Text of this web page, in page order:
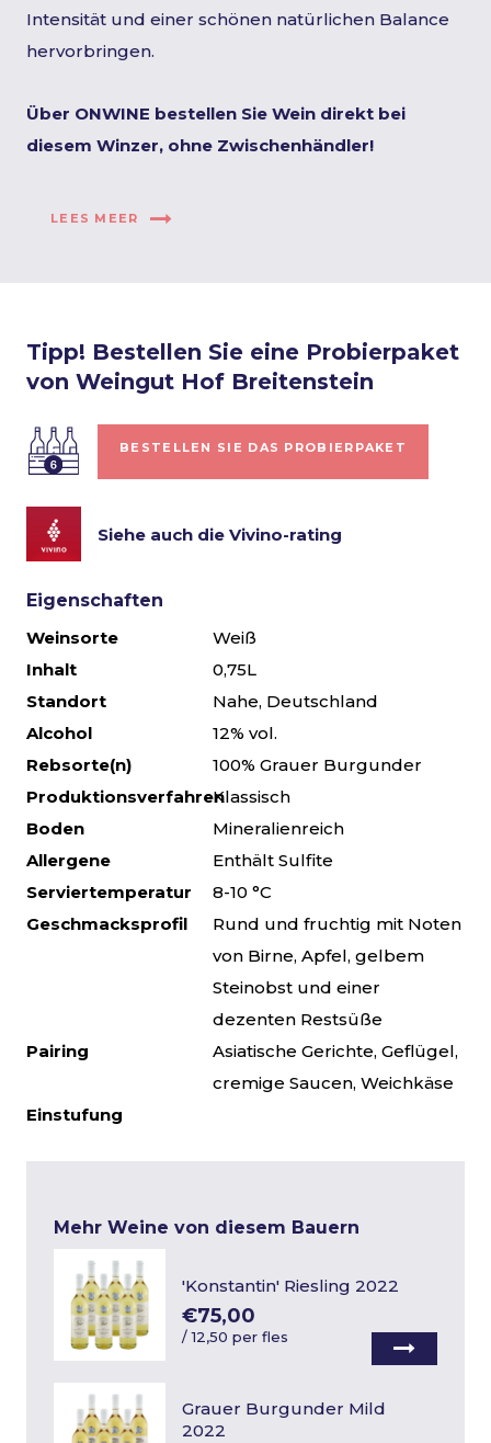
Intensität und einer schönen natürlichen Balance
hervorbringen.
Über ONWINE bestellen Sie Wein direkt bei
diesem Winzer, ohne Zwischenhändler!
LEES MEER
Tipp! Bestellen Sie eine Probierpaket
von Weingut Hof Breitenstein
BESTELLEN SIE DAS PROBIERPAKET
Siehe auch die Vivino-rating
Eigenschaften
Weinsorte
Weiß
Inhalt
0,75L
Standort
Nahe, Deutschland
Alcohol
12% vol.
Rebsorte(n)
100% Grauer Burgunder
ProduktionsverfahrenKlassisch
Boden
Mineralienreich
Allergene
Enthält Sulfite
Serviertemperatur
8-10 °C
Geschmacksprofil
Rund und fruchtig mit Noten
von Birne, Apfel, gelbem
Steinobst und einer
dezenten Restsüße
Pairing
Asiatische Gerichte, Geflügel,
cremige Saucen, Weichkäse
Einstufung
Mehr Weine von diesem Bauern
'Konstantin' Riesling 2022
€75,00
/12,50 per fles
Grauer Burgunder Mild
2022